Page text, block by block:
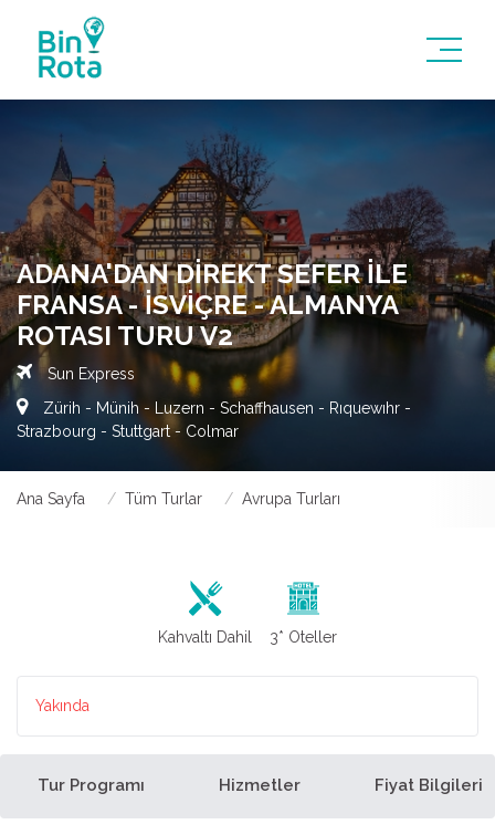
ADANA'DAN DIREKT SEFER ILE
FRANSA - İSVIÇRE - ALMANYA
ROTASI TURU V2
Sun Express
Zürih - Münih - Luzern - Schaffhausen - Rıquewıhr -
Strazbourg - Stuttgart - Colmar
Ana Sayfa Tüm Turlar Avrupa Turları
Kahvaltı Dahil 3* Oteller
Yakında
Tur Programı Hizmetler Fiyat Bilgileri